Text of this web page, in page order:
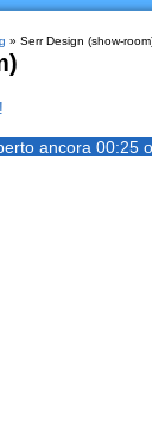
» Serr Design (show-
ancora 00:25